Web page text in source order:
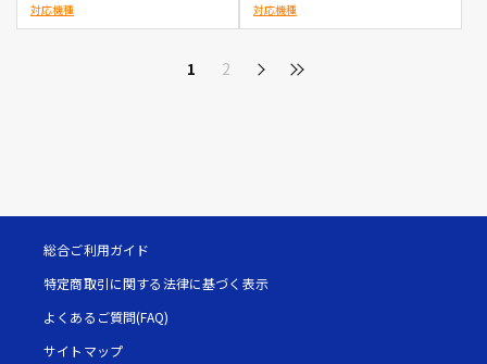
対応機種 対応機種
1 2
総合ご利用ガイド
特定商取引に関する法律に基づく表示
よくあるご質問(FAQ)
サイトマップ